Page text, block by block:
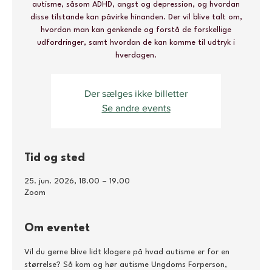
autisme, såsom ADHD, angst og depression, og hvordan
disse tilstande kan påvirke hinanden. Der vil blive talt om,
hvordan man kan genkende og forstå de forskellige
udfordringer, samt hvordan de kan komme til udtryk i
hverdagen.
Der sælges ikke billetter
Se andre events
Tid og sted
25. jun. 2026, 18.00 – 19.00
Zoom
Om eventet
Vil du gerne blive lidt klogere på hvad autisme er for en
størrelse? Så kom og hør autisme Ungdoms Forperson,